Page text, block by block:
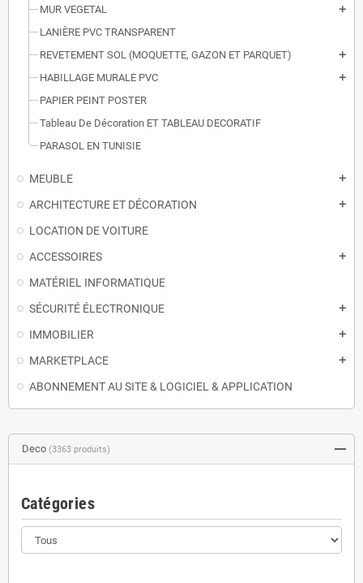
MUR VEGETAL
add
LANIÈRE PVC TRANSPARENT
REVETEMENT SOL (MOQUETTE, GAZON ET PARQUET)
add
HABILLAGE MURALE PVC add
PAPIER PEINT POSTER
Tableau De Décoration ET TABLEAU DECORATIF
PARASOL EN TUNISIE
MEUBLE add
ARCHITECTURE ET DÉCORATION add
LOCATION DE VOITURE
ACCESSOIRES
add
MATÉRIEL INFORMATIQUE
SÉCURITÉ ÉLECTRONIQUE
add
IMMOBILIER add
MARKETPLACE add
ABONNEMENT AU SITE & LOGICIEL & APPLICATION
Deco (3363 produits)
Catégories